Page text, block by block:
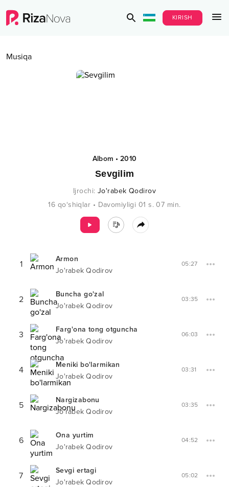
KIRISH
Musiqa
Albom •2010
Sevgilim
Ijrochi: Jo'rabek Qodirov
16 qo‘shiqlar • Davomiyligi 01 s. 07 min.
1
Armon
Jo'rabek Qodirov
05:27
2
Buncha go'zal
Jo'rabek Qodirov
03:35
3
Farg'ona tong otguncha
Jo'rabek Qodirov
06:03
4
Meniki bo'larmikan
Jo'rabek Qodirov
03:31
5
Nargizabonu
Jo'rabek Qodirov
03:35
6
Ona yurtim
Jo'rabek Qodirov
04:52
7
Sevgi ertagi
Jo'rabek Qodirov
05:02